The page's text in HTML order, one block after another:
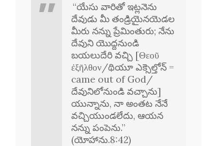
“యేసు వారితో ఇట్లనెను
దేవుడు మీ తండ్రియైనయెడల
మీరు నన్ను ప్రేమింతురు; నేను
దేవుని యొద్దనుండి
బయలుదేరి వచ్చి [Θεοῦ
ἐξῆλθον/థియూ ఎక్సెల్తోన్ =
came out of God/
దేవునిలోనుండి వచ్చాను]
యున్నాను, నా అంతట నేనే
వచ్చియుండలేదు, ఆయన
నన్ను పంపెను.”
(యోహాను.8:42)